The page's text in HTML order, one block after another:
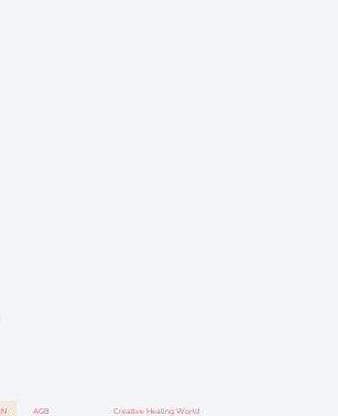
Creative Healing World
AGB